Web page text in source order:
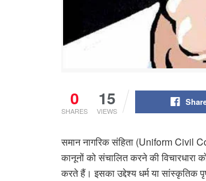
0
SHARES
15
VIEWS
समान नागरिक संहिता (Uniform Civil
कानूनों को संचालित करने की विचारधारा
करते हैं। इसका उद्देश्य धर्म या सांस्कृतिक